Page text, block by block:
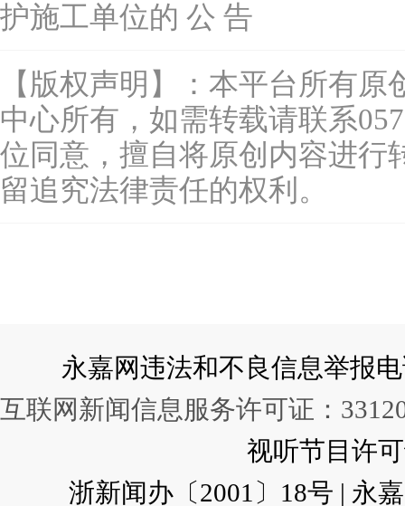
护施工单位的 公 告
【版权声明】：本平台所有
中心所有，如需转载请联系
位同意，擅自将原创内容进行
留追究法律责任的权利。
永嘉网违法和不良信息举报
互联网新闻信息服务许可证：
视听节目许
浙新闻办〔2001〕18号 | 永